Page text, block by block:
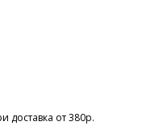
доставка от 380р.